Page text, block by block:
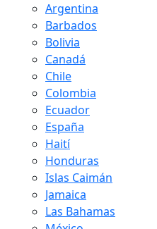
Argentina
Barbados
Bolivia
Canadá
Chile
Colombia
Ecuador
España
Haití
Honduras
Islas Caimán
Jamaica
Las Bahamas